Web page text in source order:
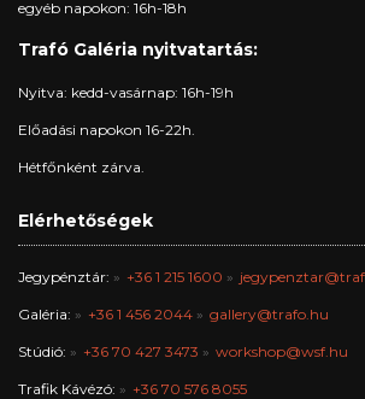
egyéb napokon: 16h-18h
Trafó Galéria nyitvatartás:
Nyitva: kedd-vasárnap: 16h-19h
Előadási napokon 16-22h.
Hétfőnként zárva.
Elérhetőségek
Jegypénztár: +36 1 215 1600
Galéria: +36 1 456 2044 gallery@trafo.hu
Stúdió: +36 70 427 3473 workshop@wsf.hu
Trafik Kávézó: +36 70 576 8055